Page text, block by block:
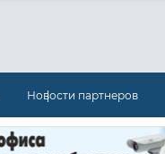
Новости партнеров